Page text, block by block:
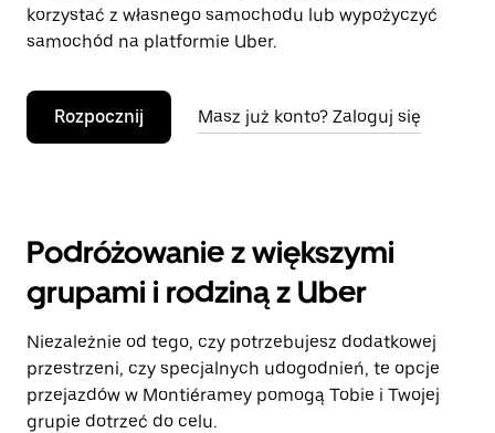
korzystać z własnego samochodu lub wypożyczyć
samochód na platformie Uber.
Rozpocznij Masz już konto? Zaloguj się
Podróżowanie z większymi
grupami i rodziną z Uber
Niezależnie od tego, czy potrzebujesz dodatkowej
przestrzeni, czy specjalnych udogodnień, te opcje
przejazdów w Montiéramey pomogą Tobie i Twojej
grupie dotrzeć do celu.